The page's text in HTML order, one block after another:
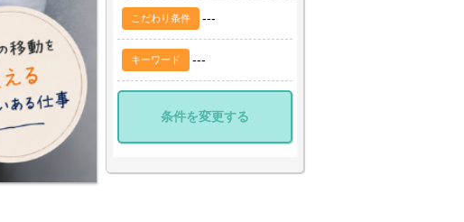
こだわり条件 ---
キーワード ---
条件を変更する